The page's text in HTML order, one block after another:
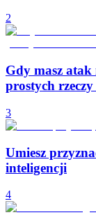
2
Gdy masz
prostych
3
Umiesz
inteligencji
4